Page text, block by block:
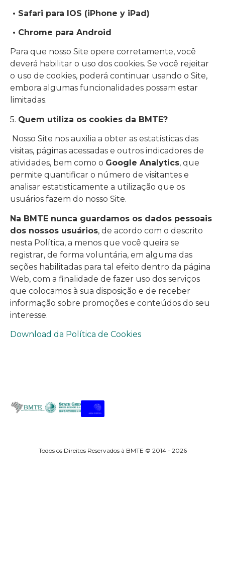
• Safari para IOS (iPhone y iPad)
• Chrome para Android
Para que nosso Site opere corretamente, você
deverá habilitar o uso dos cookies. Se você rejeitar
o uso de cookies, poderá continuar usando o Site,
embora algumas funcionalidades possam estar
limitadas.
5. Quem utiliza os cookies da BMTE?
Nosso Site nos auxilia a obter as estatísticas das
visitas, páginas acessadas e outros indicadores de
atividades, bem como o Google Analytics, que
permite quantificar o número de visitantes e
analisar estatisticamente a utilização que os
usuários fazem do nosso Site.
Na BMTE nunca guardamos os dados pessoais
dos nossos usuários, de acordo com o descrito
nesta Política, a menos que você queira se
registrar, de forma voluntária, em alguma das
seções habilitadas para tal efeito dentro da página
Web, com a finalidade de fazer uso dos serviços
que colocamos à sua disposição e de receber
informação sobre promoções e conteúdos do seu
interesse.
Download da Política de Cookies
Todos os Direitos Reservados à BMTE © 2014 - 2026